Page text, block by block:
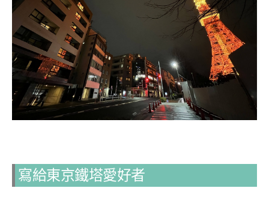
寫給東京鐵塔愛好者